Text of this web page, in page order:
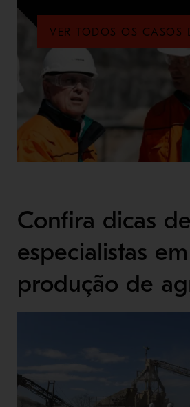
VER TODOS OS CASOS
Confira dicas
especialistas em
produção de